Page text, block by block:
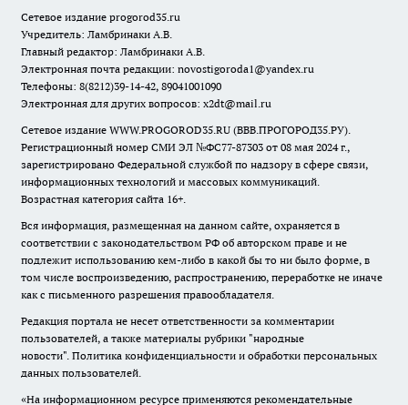
Сетевое издание progorod35.ru
Учредитель: Ламбринаки А.В.
Главный редактор: Ламбринаки А.В.
Электронная почта редакции: novostigoroda1@yandex.ru
Телефоны: 8(8212)39-14-42, 89041001090
Электронная для других вопросов: x2dt@mail.ru
Сетевое издание WWW.PROGOROD35.RU (ВВВ.ПРОГОРОД35.РУ).
Регистрационный номер СМИ ЭЛ №ФС77-87303 от 08 мая 2024 г.,
зарегистрировано Федеральной службой по надзору в сфере связи,
информационных технологий и массовых коммуникаций.
Возрастная категория сайта 16+.
Вся информация, размещенная на данном сайте, охраняется в
соответствии с законодательством РФ об авторском праве и не
подлежит использованию кем-либо в какой бы то ни было форме, в
том числе воспроизведению, распространению, переработке не иначе
как с письменного разрешения правообладателя.
Редакция портала не несет ответственности за комментарии
пользователей, а также материалы рубрики "народные
новости". Политика конфиденциальности и обработки персональных
данных пользователей.
«На информационном ресурсе применяются рекомендательные